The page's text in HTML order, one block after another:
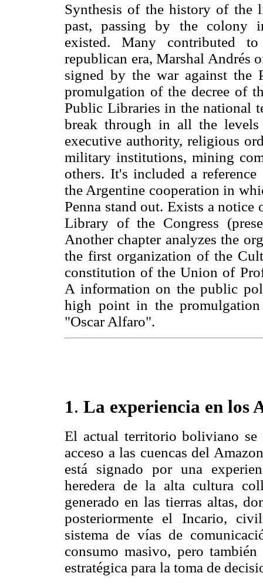
Synthesis of the history of the
past, passing by the colony
existed. Many contributed
republican era, Marshal Andrés
signed by the war against the
promulgation of the decree of
Public Libraries in the national
break through in all the
executive authority, religious
military institutions, mining
others. It's included a
the Argentine cooperation in
Penna stand out. Exists a
Library of the Congress
Another chapter analyzes the
the first organization of the
constitution of the Union of
A information on the public
high point in the
"Oscar Alfaro".
1. La experiencia en los
El actual territorio boliviano se
acceso a las cuencas del
está signado por una
heredera de la alta cultura
generado en las tierras altas,
posteriormente el Incario,
sistema de vías de
consumo masivo, pero
estratégica para la toma de